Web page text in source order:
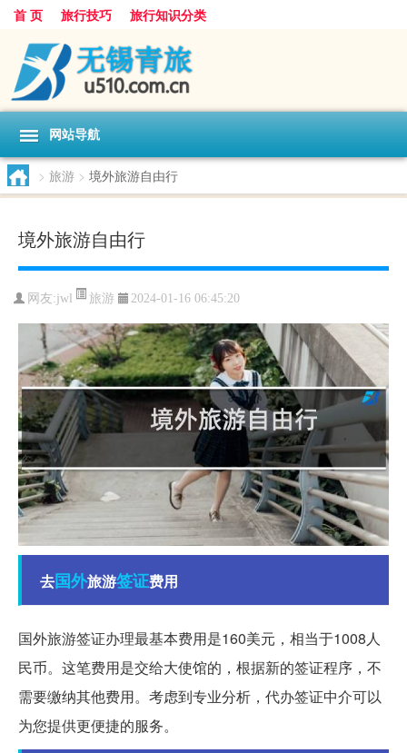
首 页 旅行技巧 旅行知识分类
网站导航
> 旅游 > 境外旅游自由行
境外旅游自由行
网友:jwl 旅游 2024-01-16 06:45:20
去国外旅游签证费用
国外旅游签证办理最基本费用是160美元，相当于1008人
民币。这笔费用是交给大使馆的，根据新的签证程序，不
需要缴纳其他费用。考虑到专业分析，代办签证中介可以
为您提供更便捷的服务。